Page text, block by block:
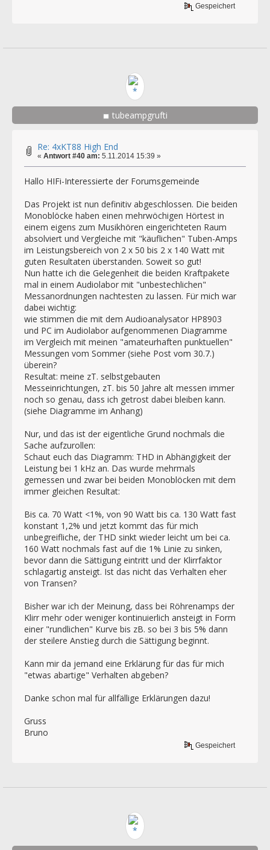
Gespeichert
tubeampgrufti
Re: 4xKT88 High End
« Antwort #40 am: 5.11.2014 15:39 »
Hallo HIFi-Interessierte der Forumsgemeinde
Das Projekt ist nun definitiv abgeschlossen. Die beiden
Monoblöcke haben einen mehrwöchigen Hörtest in
einem eigens zum Musikhören eingerichteten Raum
absolviert und Vergleiche mit "käuflichen" Tuben-Amps
im Leistungsbereich von 2 x 50 bis 2 x 140 Watt mit
guten Resultaten überstanden. Soweit so gut!
Nun hatte ich die Gelegenheit die beiden Kraftpakete
mal in einem Audiolabor mit "unbestechlichen"
Messanordnungen nachtesten zu lassen. Für mich war
dabei wichtig:
wie stimmen die mit dem Audioanalysator HP8903
und PC im Audiolabor aufgenommenen Diagramme
im Vergleich mit meinen "amateurhaften punktuellen"
Messungen vom Sommer (siehe Post vom 30.7.)
überein?
Resultat: meine zT. selbstgebauten
Messeinrichtungen, zT. bis 50 Jahre alt messen immer
noch so genau, dass ich getrost dabei bleiben kann.
(siehe Diagramme im Anhang)
Nur, und das ist der eigentliche Grund nochmals die
Sache aufzurollen:
Schaut euch das Diagramm: THD in Abhängigkeit der
Leistung bei 1 kHz an. Das wurde mehrmals
gemessen und zwar bei beiden Monoblöcken mit dem
immer gleichen Resultat:
Bis ca. 70 Watt <1%, von 90 Watt bis ca. 130 Watt fast
konstant 1,2% und jetzt kommt das für mich
unbegreifliche, der THD sinkt wieder leicht um bei ca.
160 Watt nochmals fast auf die 1% Linie zu sinken,
bevor dann die Sättigung eintritt und der Klirrfaktor
schlagartig ansteigt. Ist das nicht das Verhalten eher
von Transen?
Bisher war ich der Meinung, dass bei Röhrenamps der
Klirr mehr oder weniger kontinuierlich ansteigt in Form
einer "rundlichen" Kurve bis zB. so bei 3 bis 5% dann
der steilere Anstieg durch die Sättigung beginnt.
Kann mir da jemand eine Erklärung für das für mich
"etwas abartige" Verhalten abgeben?
Danke schon mal für allfällige Erklärungen dazu!
Gruss
Bruno
Gespeichert